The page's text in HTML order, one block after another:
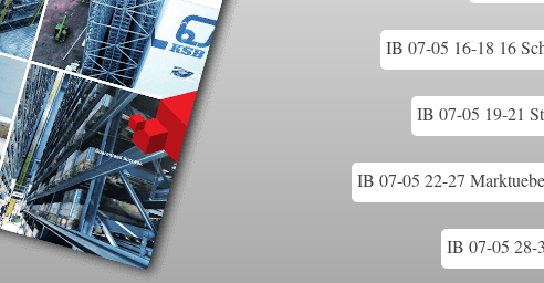
IB 07-05 16-18 16
IB 07-05 19-21
IB 07-05 22-27
IB 07-05 28-